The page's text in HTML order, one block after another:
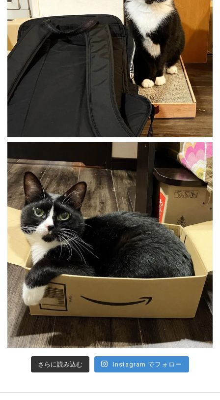
さらに読み込む Instagram でフォロー